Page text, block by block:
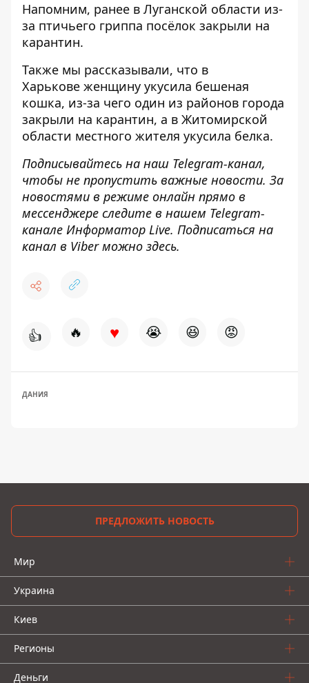
Напомним, ранее в Луганской области из-
за птичьего гриппа посёлок закрыли на
карантин.
Также мы рассказывали, что в
Харькове женщину укусила бешеная
кошка, из-за чего один из районов города
закрыли на карантин, а в Житомирской
области местного жителя укусила белка.
Подписывайтесь на наш Telegram-канал,
чтобы не пропустить важные новости. За
новостями в режиме онлайн прямо в
мессенджере следите в нашем Telegram-
канале Информатор Live. Подписаться на
канал в Viber можно здесь.
👍 🔥 ♥ 😭 😆 😡
ДАНИЯ
ПРЕДЛОЖИТЬ НОВОСТЬ
Мир
Украина
Киев
Регионы
Деньги